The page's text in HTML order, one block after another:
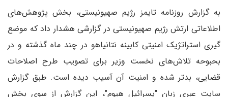
به گزارش روزنامه تایمز رژیم صهیونیستی، بخش پژوهش‌های
اطلاعاتی ارتش رژیم صهیونیستی در گزارشی هشدار داد که موضع
گیری استراتژیک امنیتی کابینه نتانیاهو در چند ماه گذشته و در
بحبوحه تلاش‌های نخست وزیر برای تصویب طرح اصلاحات
قضایی، بدتر شده و امنیت آن آسیب دیده است. طبق گزارش
سایت عبری زبان "یسرائیل هیوم"، این گزارش از سوی بخش